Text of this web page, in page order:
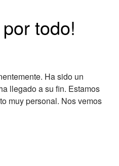
todo!
Ha sido un
llegado a su fin. Estamos
muy personal. Nos vemos